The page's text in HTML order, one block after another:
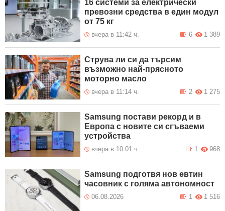
16 системи за електрически
превозни средства в един модул
от 75 кг
вчера в 11:42 ч. 1 389
6
Струва ли си да търсим
възможно най-прясното
моторно масло
вчера в 11:14 ч. 1 275
2
Samsung постави рекорд и в
Европа с новите си сгъваеми
устройства
вчера в 10:01 ч. 968
1
Samsung подготвя нов евтин
часовник с голяма автономност
06.08.2026 1 516
1